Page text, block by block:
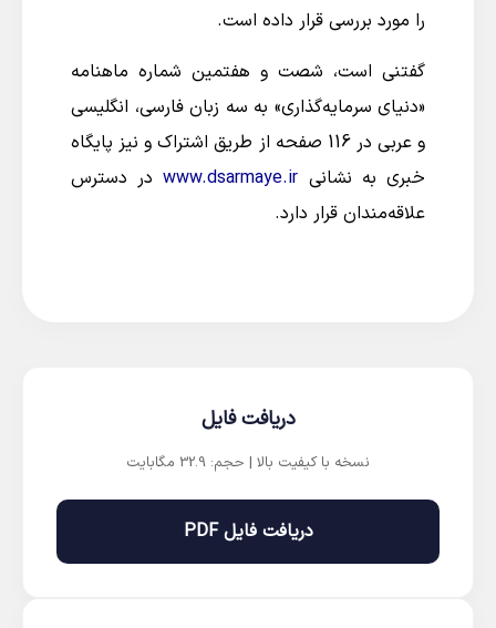
را مورد بررسی قرار داده است.
گفتنی است، شصت و هفتمین شماره ماهنامه
«دنیای سرمایه‌گذاری» به سه زبان فارسی، انگلیسی
و عربی در 116 صفحه از طریق اشتراک و نیز پایگاه
خبری به نشانی www.dsarmaye.irدر دسترس
علاقه‌مندان قرار دارد.
دریافت فایل
نسخه با کیفیت بالا | حجم: 32.9 مگابایت
دریافت فایل PDF